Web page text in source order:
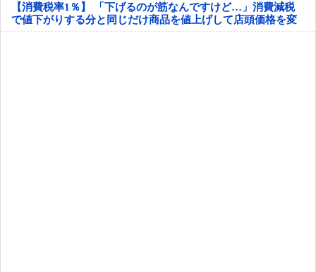
【消費税率1％】 「下げるのが筋なんですけど…」消費減税
で値下がりする分と同じだけ商品を値上げして店頭価格を変
えない店も